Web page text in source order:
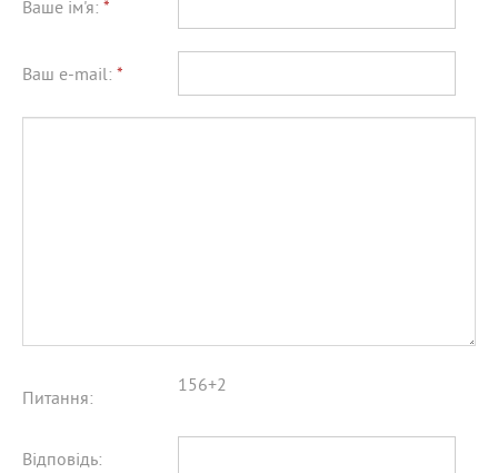
Ваше ім'я: *
Ваш e-mail: *
Питання:
156+2
Відповідь: